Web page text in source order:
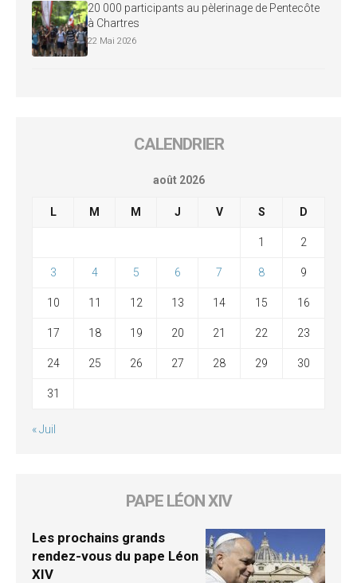
20 000 participants au pèlerinage de Pentecôte
à Chartres
22 Mai 2026
CALENDRIER
août 2026
L M M J V S D
1 2
3 4 5 6 7 8 9
10 11 12 13 14 15 16
17 18 19 20 21 22 23
24 25 26 27 28 29 30
31
« Juil
PAPE LÉON XIV
Les prochains grands
rendez-vous du pape Léon
XIV